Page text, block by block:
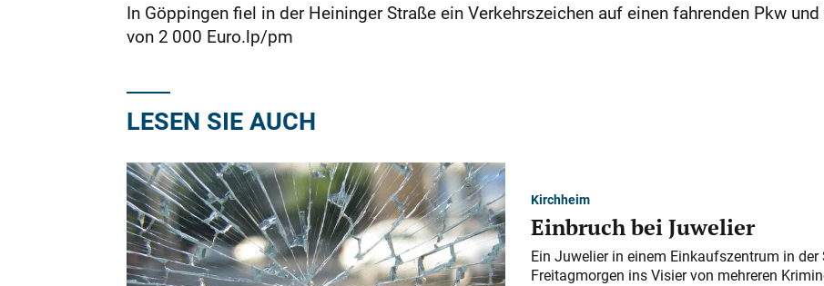
In Göppingen fiel in der Heininger Straße ein Verkehrszeichen auf einen fahrenden Pkw
von 2 000 ­Euro.lp/pm
LESEN SIE AUCH
Kirchheim
Einbruch bei Juwelier
Ein Juwelier in einem Einkaufszentrum in
Freitagmorgen ins Visier von mehreren